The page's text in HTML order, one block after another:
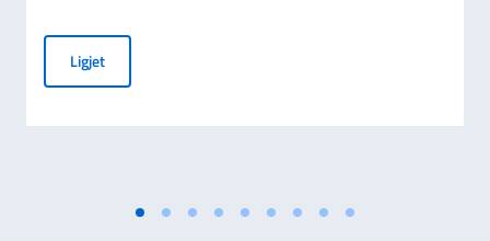
LigjetRIFILLOJNË KURSET E GJUHËS DHE KULTURËS ITALIANE